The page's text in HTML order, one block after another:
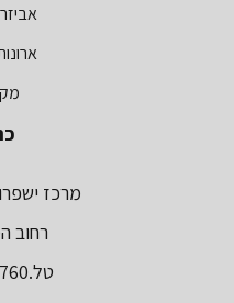
מרכז
רחוב
טל.054-7862760